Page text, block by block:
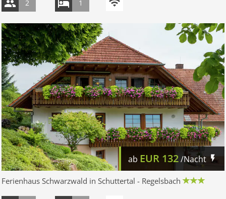
2 1
ab EUR 132/Nacht
Ferienhaus Schwarzwald in Schuttertal - Regelsbach